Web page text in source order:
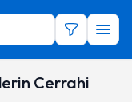
Cerrahi